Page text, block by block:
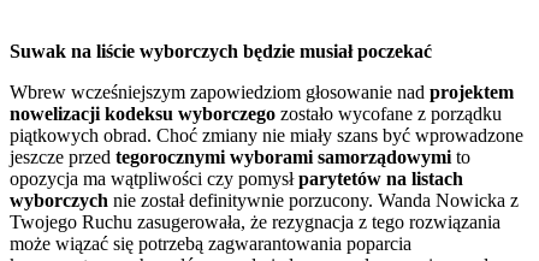
Suwak na liście wyborczych będzie musiał poczekać
Wbrew wcześniejszym zapowiedziom głosowanie nad projektem
nowelizacji kodeksu wyborczego zostało wycofane z porządku
piątkowych obrad. Choć zmiany nie miały szans być wprowadzone
jeszcze przed tegorocznymi wyborami samorządowymi to
opozycja ma wątpliwości czy pomysłparytetów na listach
wyborczych nie został definitywnie porzucony. Wanda Nowicka z
Twojego Ruchu zasugerowała, że rezygnacja z tego rozwiązania
może wiązać się potrzebą zagwarantowania poparcia